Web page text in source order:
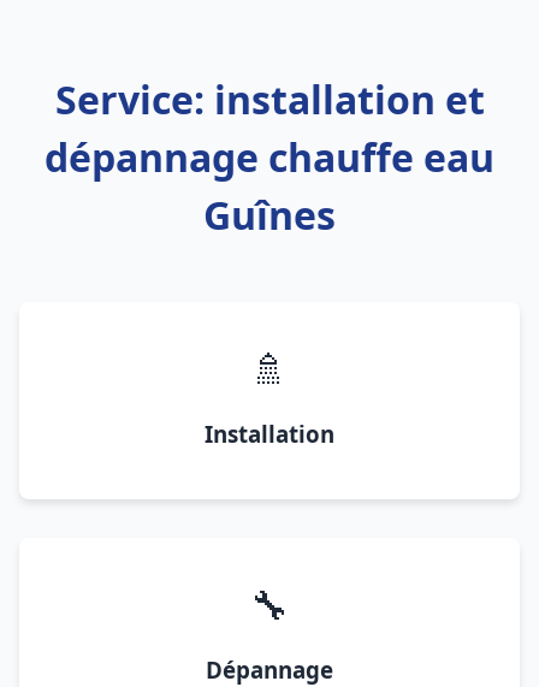
Service: installation et
dépannage chauffe eau
Guînes
🚿
Installation
🔧
Dépannage